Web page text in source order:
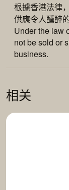
根據香港法律
供應令人醺醉
Under the law
not be sold or
business.
相关